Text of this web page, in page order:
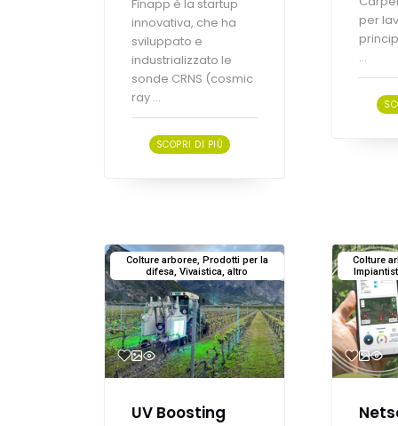
Finapp è la startup
innovativa, che ha
sviluppato e
industrializzato le
sonde CRNS (cosmic
ray ...
SCOPRI DI PIÙ
per
...
Colture arboree, Prodotti per la
difesa, Vivaistica, altro
UV Boosting
Colture